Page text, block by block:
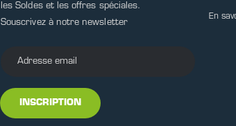
les Soldes et les offres spéciales.
Souscrivez à notre newsletter
INSCRIPTION
En